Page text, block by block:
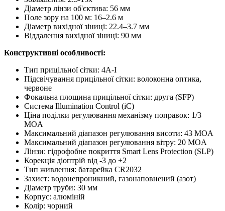
Діаметр лінзи об'єктива: 56 мм
Поле зору на 100 м: 16–2.6 м
Діаметр вихідної зіниці: 22.4–3.7 мм
Віддалення вихідної зіниці: 90 мм
Конструктивні особливості:
Тип прицільної сітки: 4A-I
Підсвічування прицільної сітки: волоконна оптика,
червоне
Фокальна площина прицільної сітки: друга (SFP)
Система Illumination Control (iC)
Ціна поділки регулювання механізму поправок: 1/3
MOA
Максимальний діапазон регулювання висоти: 43 MOA
Максимальний діапазон регулювання вітру: 20 MOA
Лінзи: гідрофобне покриття Smart Lens Protection (SLP)
Корекція діоптрій від -3 до +2
Тип живлення: батарейка CR2032
Захист: водонепроникний, газонаповнений (азот)
Діаметр труби: 30 мм
Корпус: алюміній
Колір: чорний